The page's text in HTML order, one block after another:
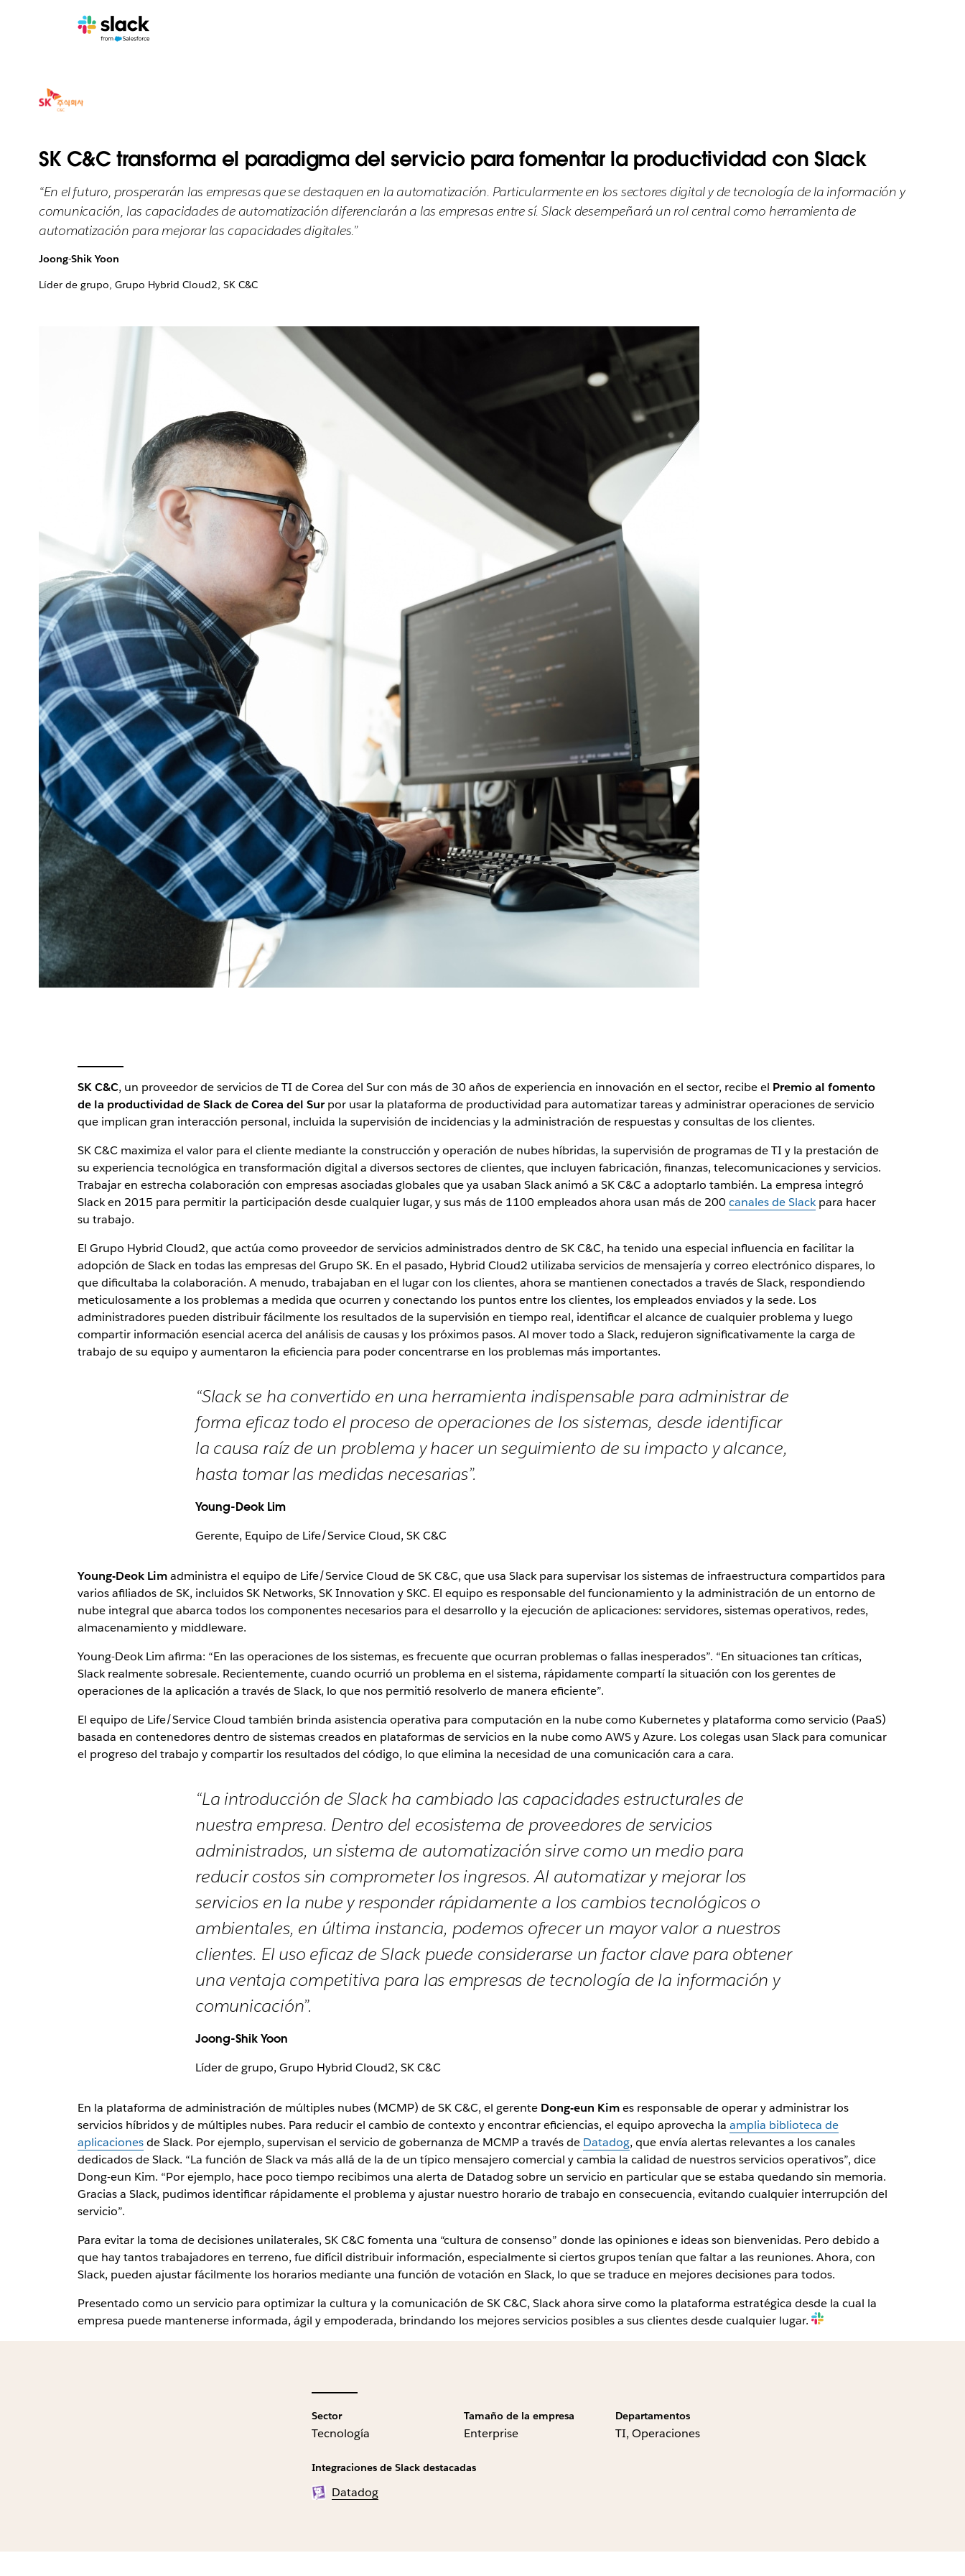
SK C&C transforma el paradigma del servicio para fomentar la productividad con Slack
“En el futuro, prosperarán las empresas que se destaquen en la automatización. Particularmente en los sectores digital y de tecnología de la información y
comunicación, las capacidades de automatización diferenciarán a las empresas entre sí. Slack desempeñará un rol central como herramienta de
automatización para mejorar las capacidades digitales.”
Joong-Shik Yoon
Líder de grupo, Grupo Hybrid Cloud2, SK C&C
SK C&C, un proveedor de servicios de TI de Corea del Sur con más de 30 años de experiencia en innovación en el sector, recibe el Premio al fomento
de la productividad de Slack de Corea del Surpor usar la plataforma de productividad para automatizar tareas y administrar operaciones de servicio
que implican gran interacción personal, incluida la supervisión de incidencias y la administración de respuestas y consultas de los clientes.
SK C&C maximiza el valor para el cliente mediante la construcción y operación de nubes híbridas, la supervisión de programas de TI y la prestación de
su experiencia tecnológica en transformación digital a diversos sectores de clientes, que incluyen fabricación, finanzas, telecomunicaciones y servicios.
Trabajar en estrecha colaboración con empresas asociadas globales que ya usaban Slack animó a SK C&C a adoptarlo también. La empresa integró
Slack en 2015 para permitir la participación desde cualquier lugar, y sus más de 1100 empleados ahora usan más de 200 canales de Slackpara hacer
su trabajo.
El Grupo Hybrid Cloud2, que actúa como proveedor de servicios administrados dentro de SK C&C, ha tenido una especial influencia en facilitar la
adopción de Slack en todas las empresas del Grupo SK. En el pasado, Hybrid Cloud2 utilizaba servicios de mensajería y correo electrónico dispares, lo
que dificultaba la colaboración. A menudo, trabajaban en el lugar con los clientes, ahora se mantienen conectados a través de Slack, respondiendo
meticulosamente a los problemas a medida que ocurren y conectando los puntos entre los clientes, los empleados enviados y la sede. Los
administradores pueden distribuir fácilmente los resultados de la supervisión en tiempo real, identificar el alcance de cualquier problema y luego
compartir información esencial acerca del análisis de causas y los próximos pasos. Al mover todo a Slack, redujeron significativamente la carga de
trabajo de su equipo y aumentaron la eficiencia para poder concentrarse en los problemas más importantes.
“Slack se ha convertido en una herramienta indispensable para administrar de
forma eficaz todo el proceso de operaciones de los sistemas, desde identificar
la causa raíz de un problema y hacer un seguimiento de su impacto y alcance,
hasta tomar las medidas necesarias”.
Young-Deok Lim
Gerente, Equipo de Life/Service Cloud, SK C&C
Young-Deok Limadministra el equipo de Life/Service Cloud de SK C&C, que usa Slack para supervisar los sistemas de infraestructura compartidos para
varios afiliados de SK, incluidos SK Networks, SK Innovation y SKC. El equipo es responsable del funcionamiento y la administración de un entorno de
nube integral que abarca todos los componentes necesarios para el desarrollo y la ejecución de aplicaciones: servidores, sistemas operativos, redes,
almacenamiento y middleware.
Young-Deok Lim afirma: “En las operaciones de los sistemas, es frecuente que ocurran problemas o fallas inesperados”. “En situaciones tan críticas,
Slack realmente sobresale. Recientemente, cuando ocurrió un problema en el sistema, rápidamente compartí la situación con los gerentes de
operaciones de la aplicación a través de Slack, lo que nos permitió resolverlo de manera eficiente”.
El equipo de Life/Service Cloud también brinda asistencia operativa para computación en la nube como Kubernetes y plataforma como servicio (PaaS)
basada en contenedores dentro de sistemas creados en plataformas de servicios en la nube como AWS y Azure. Los colegas usan Slack para comunicar
el progreso del trabajo y compartir los resultados del código, lo que elimina la necesidad de una comunicación cara a cara.
“La introducción de Slack ha cambiado las capacidades estructurales de
nuestra empresa. Dentro del ecosistema de proveedores de servicios
administrados, un sistema de automatización sirve como un medio para
reducir costos sin comprometer los ingresos. Al automatizar y mejorar los
servicios en la nube y responder rápidamente a los cambios tecnológicos o
ambientales, en última instancia, podemos ofrecer un mayor valor a nuestros
clientes. El uso eficaz de Slack puede considerarse un factor clave para obtener
una ventaja competitiva para las empresas de tecnología de la información y
comunicación”.
Joong-Shik Yoon
Líder de grupo, Grupo Hybrid Cloud2, SK C&C
En la plataforma de administración de múltiples nubes (MCMP) de SK C&C, el gerente Dong-eun Kimes responsable de operar y administrar los
servicios híbridos y de múltiples nubes. Para reducir el cambio de contexto y encontrar eficiencias, el equipo aprovecha la amplia biblioteca de
aplicacionesde Slack. Por ejemplo, supervisan el servicio de gobernanza de MCMP a través de Datadog, que envía alertas relevantes a los canales
dedicados de Slack. “La función de Slack va más allá de la de un típico mensajero comercial y cambia la calidad de nuestros servicios operativos”, dice
Dong-eun Kim. “Por ejemplo, hace poco tiempo recibimos una alerta de Datadog sobre un servicio en particular que se estaba quedando sin memoria.
Gracias a Slack, pudimos identificar rápidamente el problema y ajustar nuestro horario de trabajo en consecuencia, evitando cualquier interrupción del
servicio”.
Para evitar la toma de decisiones unilaterales, SK C&C fomenta una “cultura de consenso” donde las opiniones e ideas son bienvenidas. Pero debido a
que hay tantos trabajadores en terreno, fue difícil distribuir información, especialmente si ciertos grupos tenían que faltar a las reuniones. Ahora, con
Slack, pueden ajustar fácilmente los horarios mediante una función de votación en Slack, lo que se traduce en mejores decisiones para todos.
Presentado como un servicio para optimizar la cultura y la comunicación de SK C&C, Slack ahora sirve como la plataforma estratégica desde la cual la
empresa puede mantenerse informada, ágil y empoderada, brindando los mejores servicios posibles a sus clientes desde cualquier lugar.
Sector
Tecnología
Tamaño de la empresa
Enterprise
Departamentos
TI, Operaciones
Integraciones de Slack destacadas
Datadog